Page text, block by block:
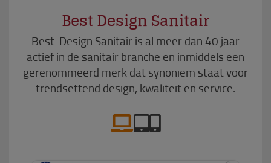
Best Design Sanitair
Best-Design Sanitair is al meer dan 40 jaar
actief in de sanitair branche en inmiddels een
gerenommeerd merk dat synoniem staat voor
trendsettend design, kwaliteit en service.